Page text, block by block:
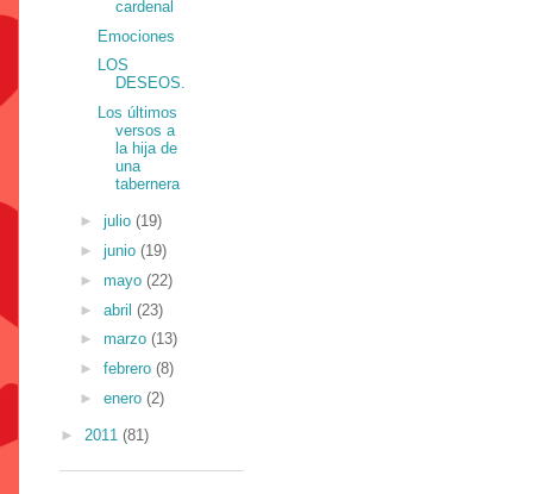
cardenal
Emociones
LOS
DESEOS.
Los últimos
versos a
la hija de
una
tabernera
► julio (19)
► junio (19)
► mayo (22)
► abril (23)
► marzo (13)
► febrero (8)
► enero (2)
► 2011 (81)